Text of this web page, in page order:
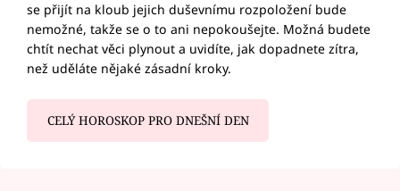
se přijít na kloub jejich duševnímu rozpoložení bude
nemožné, takže se o to ani nepokoušejte. Možná budete
chtít nechat věci plynout a uvidíte, jak dopadnete zítra,
než uděláte nějaké zásadní kroky.
CELÝ HOROSKOP PRO DNEŠNÍ DEN